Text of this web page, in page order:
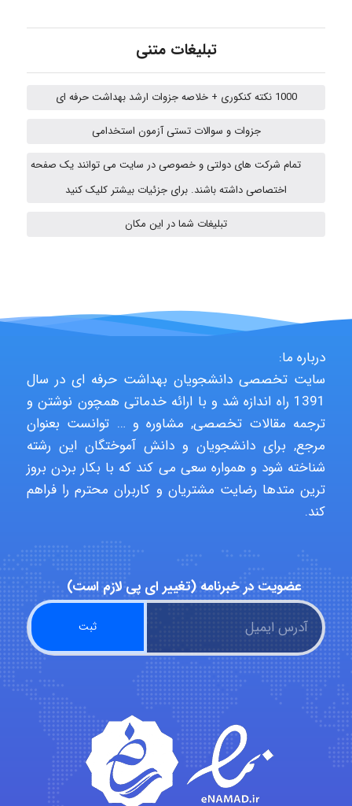
ZAK
arman.m
Hasan haghparast
shbnm72
Minoo1375
Sara
ZAK
تبلیغات متنی
1000 نکته کنکوری + خلاصه جزوات ارشد بهداشت حرفه ای
جزوات و سوالات تستی آزمون استخدامی
تمام شرکت های دولتی و خصوصی در سایت می توانند یک صفحه
اختصاصی داشته باشند. برای جزئیات بیشتر کلیک کنید
تبلیغات شما در این مکان
درباره ما:
سایت تخصصی دانشجویان بهداشت حرفه ای در سال
1391 راه اندازه شد و با ارائه خدماتی همچون نوشتن و
ترجمه مقالات تخصصی, مشاوره و … توانست بعنوان
مرجع, برای دانشجویان و دانش آموختگان این رشته
شناخته شود و همواره سعی می کند که با بکار بردن بروز
ترین متدها رضایت مشتریان و کاربران محترم را فراهم
کند.
عضویت در خبرنامه (تغییر ای پی لازم است)